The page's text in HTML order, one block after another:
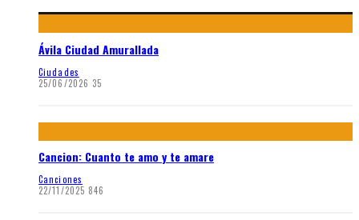
Ávila Ciudad Amurallada
Ciudades
25/06/2026 35
Cancion: Cuanto te amo y te amare
Canciones
22/11/2025 846